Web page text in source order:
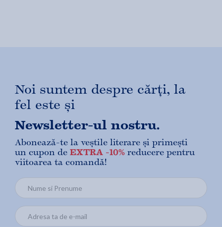
Noi suntem despre cărți, la
fel este și
Newsletter-ul nostru.
Abonează-te la veștile literare și primești
un cupon de EXTRA -10% reducere pentru
viitoarea ta comandă!